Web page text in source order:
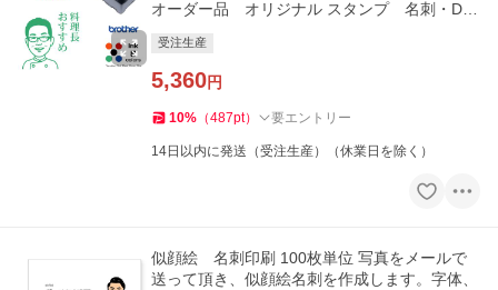
オーダー品 オリジナル スタンプ 名刺・D
受注生産
5,360円
10% （487pt） 要エントリー
14日以内に発送（受注生産）（休業日を除く）
似顔絵 名刺印刷 100枚単位 写真をメールで
送って頂き、似顔絵名刺を作成します。字体、